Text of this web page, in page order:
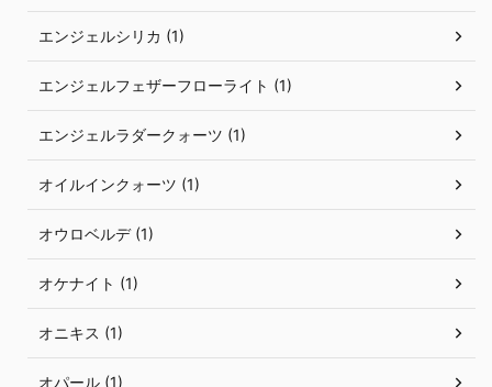
エンジェルシリカ (1)
エンジェルフェザーフローライト (1)
エンジェルラダークォーツ (1)
オイルインクォーツ (1)
オウロベルデ (1)
オケナイト (1)
オニキス (1)
オパール (1)